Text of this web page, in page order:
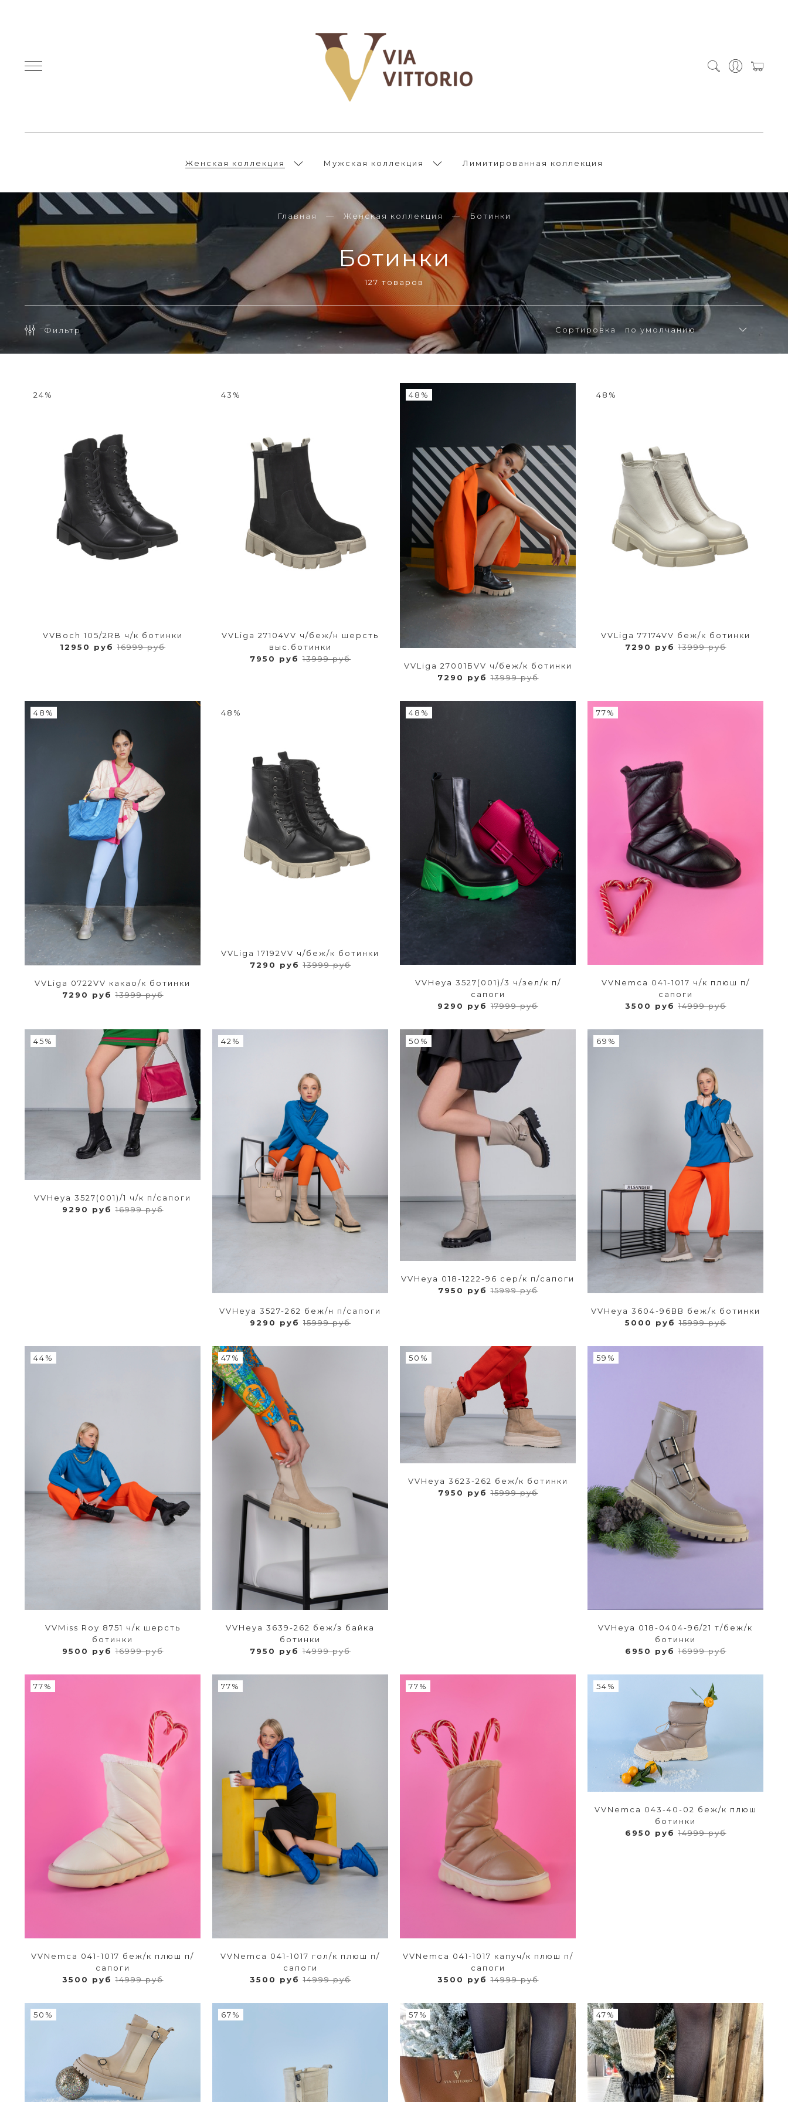
Женская коллекция Мужская коллекция Лимитированная коллекция
Главная Женская коллекция Ботинки
Ботинки
127 товаров
Фильтр Сортировка
24%
VVBoch 105/2RB ч/к ботинки
12950 руб 16999 руб
43%
VVLiga 27104VV ч/беж/н шерсть
выс.ботинки
7950 руб 13999 руб
48%
VVLiga 27001БVV ч/беж/к ботинки
7290 руб13999 руб
48%
VVLiga 77174VV беж/к ботинки
7290 руб13999 руб
48%
VVLiga 0722VV какао/к ботинки
7290 руб13999 руб
48%
VVLiga 17192VV ч/беж/к ботинки
7290 руб13999 руб
48%
VVHeya 3527(001)/3 ч/зел/к п/
сапоги
9290 руб 17999 руб
77%
VVNemca 041-1017 ч/к плюш п/
сапоги
3500 руб14999 руб
45%
VVHeya 3527(001)/1 ч/к п/сапоги
9290 руб16999 руб
42%
VVHeya 3527-262 беж/н п/сапоги
9290 руб 15999 руб
50%
VVHeya 018-1222-96 сер/к п/сапоги
7950 руб15999 руб
69%
VVHeya 3604-96ВВ беж/к ботинки
5000 руб15999 руб
44%
VVMiss Roy 8751 ч/к шерсть
ботинки
9500 руб16999 руб
47%
VVHeya 3639-262 беж/з байка
ботинки
7950 руб 14999 руб
50%
VVHeya 3623-262 беж/к ботинки
7950 руб15999 руб
59%
VVHeya 018-0404-96/21 т/беж/к
ботинки
6950 руб16999 руб
77%
VVNemca 041-1017 беж/к плюш п/
сапоги
3500 руб14999 руб
77%
VVNemca 041-1017 гол/к плюш п/
сапоги
3500 руб14999 руб
77%
VVNemca 041-1017 капуч/к плюш п/
сапоги
3500 руб14999 руб
54%
VVNemca 043-40-02 беж/к плюш
ботинки
6950 руб14999 руб
50% 67% 57% 47%